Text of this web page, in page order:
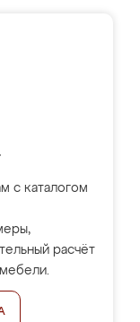
с каталогом
расчёт